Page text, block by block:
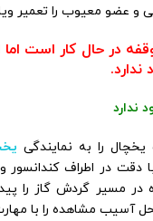
و عضو معیوب را تعمیر
در حال کار است
را به نمایندگی
دقت در اطراف کندانسور
در مسیر گردش گاز را
آسیب مشاهده را با